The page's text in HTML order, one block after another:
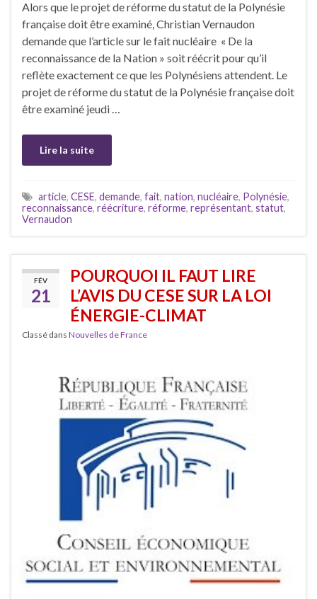
Alors que le projet de réforme du statut de la Polynésie
française doit être examiné, Christian Vernaudon
demande que l’article sur le fait nucléaire « De la
reconnaissance de la Nation » soit réécrit pour qu’il
reflète exactement ce que les Polynésiens attendent. Le
projet de réforme du statut de la Polynésie française doit
être examiné jeudi …
Lire la suite
article, CESE, demande, fait, nation, nucléaire, Polynésie,
reconnaissance, réécriture, réforme, représentant, statut,
Vernaudon
FÉV
21
POURQUOI IL FAUT LIRE
L’AVIS DU CESE SUR LA LOI
ÉNERGIE-CLIMAT
Classé dans Nouvelles de France